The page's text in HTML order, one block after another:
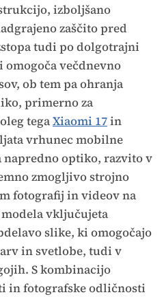
izboljšano
zaščito pred
tudi po dolgotrajni
večdnevno
ob tem pa ohranja
primerno za
tegaXiaomi 17in
vrhunec mobilne
napredno optiko, razvito v
zmogljivo strojno
fotografij in videov na
vključujeta
slike, ki omogočajo
in svetlobe, tudi v
S kombinacijo
in fotografske odličnosti